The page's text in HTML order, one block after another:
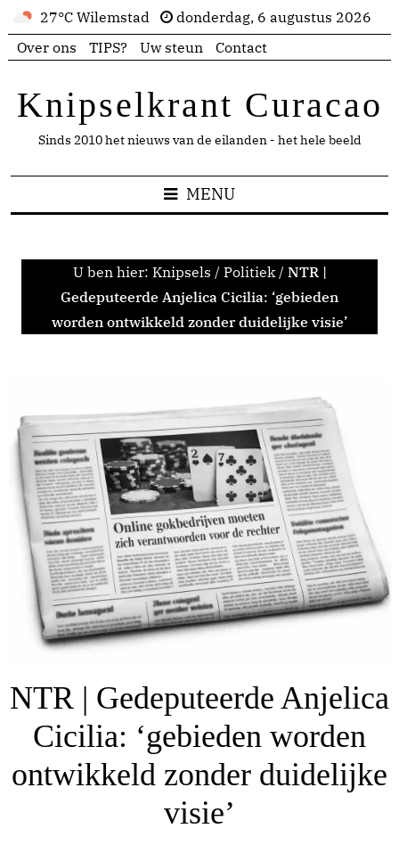
27°C Wilemstad
donderdag, 6 augustus 2026
Over ons
TIPS? Uw steun Contact
Knipselkrant Curacao
Sinds 2010 het nieuws van de eilanden - het hele beeld
MENU
U ben hier: Knipsels / Politiek / NTR |
Gedeputeerde Anjelica Cicilia: ‘gebieden
worden ontwikkeld zonder duidelijke visie’
NTR | Gedeputeerde Anjelica
Cicilia: ‘gebieden worden
ontwikkeld zonder duidelijke
visie’